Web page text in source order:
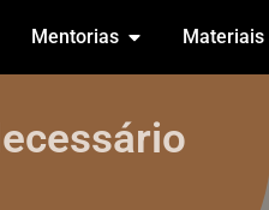
Mentorias Materiais